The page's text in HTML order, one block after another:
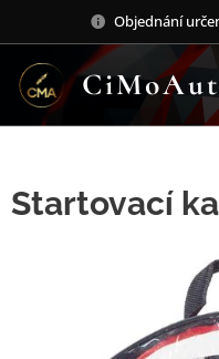
Objednání
Startovací